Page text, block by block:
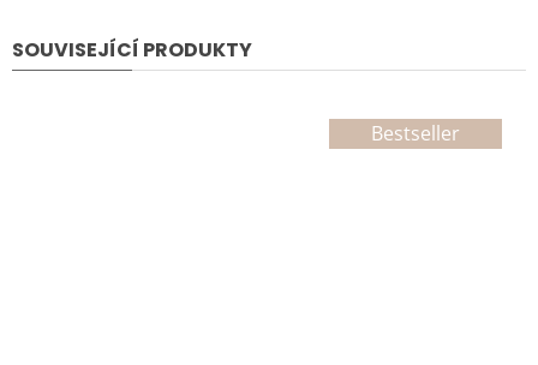
SOUVISEJÍCÍ PRODUKTY
Bestseller